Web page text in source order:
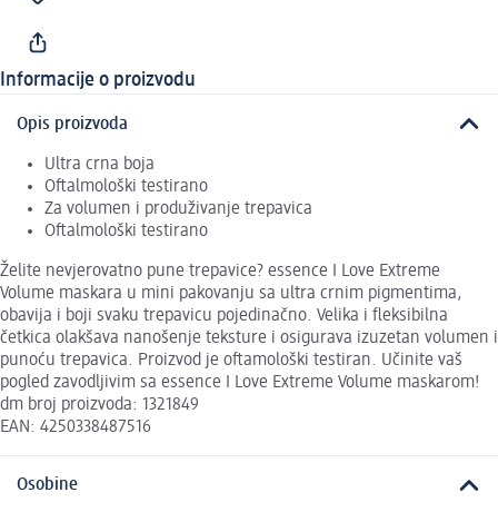
Informacije o proizvodu
Opis proizvoda
Ultra crna boja
Oftalmološki testirano
Za volumen i produživanje trepavica
Oftalmološki testirano
Želite nevjerovatno pune trepavice? essence I Love Extreme
Volume maskara u mini pakovanju sa ultra crnim pigmentima,
obavija i boji svaku trepavicu pojedinačno. Velika i fleksibilna
četkica olakšava nanošenje teksture i osigurava izuzetan volumen i
punoću trepavica. Proizvod je oftamološki testiran. Učinite vaš
pogled zavodljivim sa essence I Love Extreme Volume maskarom!
dm broj proizvoda: 1321849
EAN: 4250338487516
Osobine